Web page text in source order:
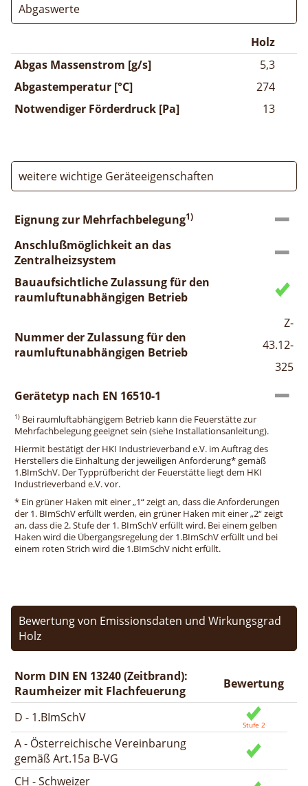
Abgaswerte
Holz
Abgas Massenstrom [g/s]
5,3
Abgastemperatur [°C]
274
Notwendiger Förderdruck [Pa]
13
weitere wichtige Geräteeigenschaften
Eignung zur Mehrfachbelegung1)
Anschlußmöglichkeit an das
Zentralheizsystem
Bauaufsichtliche Zulassung für den
raumluftunabhängigen Betrieb
Nummer der Zulassung für den
raumluftunabhängigen Betrieb
Z-
43.12-
325
Gerätetyp nach EN 16510-1
1) Bei raumluftabhängigem Betrieb kann die Feuerstätte zur
Mehrfachbelegung geeignet sein (siehe Installationsanleitung).
Hiermit bestätigt der HKI Industrieverband e.V. im Auftrag des
Herstellers die Einhaltung der jeweiligen Anforderung* gemäß
1.BImSchV. Der Typprüfbericht der Feuerstätte liegt dem HKI
Industrieverband e.V. vor.
* Ein grüner Haken mit einer „1“ zeigt an, dass die Anforderungen
der 1. BImSchV erfüllt werden, ein grüner Haken mit einer „2“ zeigt
an, dass die 2. Stufe der 1. BImSchV erfüllt wird. Bei einem gelben
Haken wird die Übergangsregelung der 1.BImSchV erfüllt und bei
einem roten Strich wird die 1.BImSchV nicht erfüllt.
Bewertung von Emissionsdaten und Wirkungsgrad
Holz
Norm DIN EN 13240 (Zeitbrand):
Raumheizer mit Flachfeuerung
Bewertung
D - 1.BImSchV
A - Österreichische Vereinbarung
gemäß Art.15a B-VG
CH - Schweizer